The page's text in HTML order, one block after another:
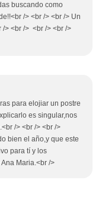
buscando como
/> <br /> <br /> Un
/> <br /> <br /> <br />
para elojiar un postre
es singular,nos
/> <br /> <br />
bien el año,y que este
para tí y los
Maria.<br />